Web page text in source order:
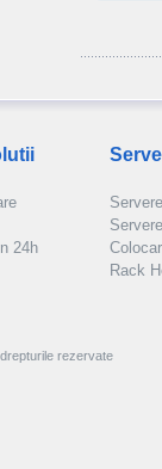
24h
Rack
rezervate